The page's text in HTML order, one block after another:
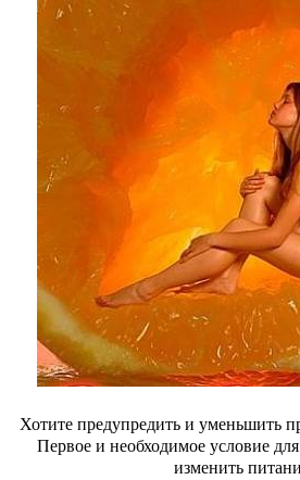
Хотите предупредить и уменьшить
Первое и необходимое условие
изменить